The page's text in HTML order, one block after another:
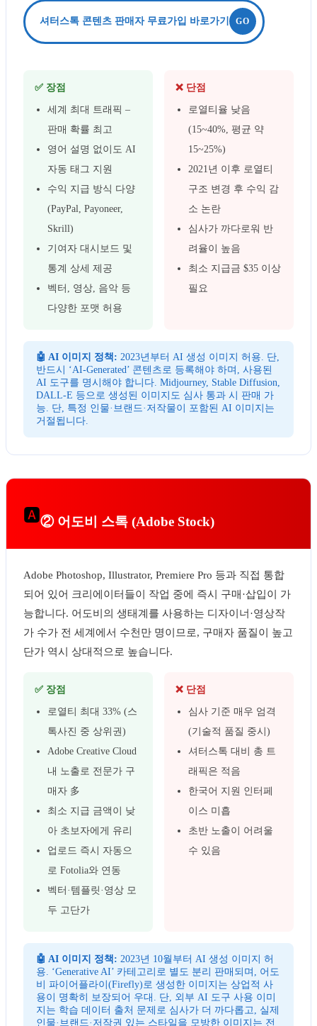
셔터스톡 콘텐츠 판매자 무료가입 바로가기
✅ 장점
세계 최대 트래픽 –
판매 확률 최고
영어 설명 없이도 AI
자동 태그 지원
수익 지급 방식 다양
(PayPal, Payoneer,
Skrill)
기여자 대시보드 및
통계 상세 제공
벡터, 영상, 음악 등
다양한 포맷 허용
❌ 단점
로열티율 낮음
(15~40%, 평균 약
15~25%)
2021년 이후 로열티
구조 변경 후 수익 감
소 논란
심사가 까다로워 반
려율이 높음
최소 지급금 $35 이상
필요
🤖 AI 이미지 정책: 2023년부터 AI 생성 이미지 허용. 단,
반드시 ‘AI-Generated’ 콘텐츠로 등록해야 하며, 사용된
AI 도구를 명시해야 합니다. Midjourney, Stable Diffusion,
DALL-E 등으로 생성된 이미지도 심사 통과 시 판매 가
능. 단, 특정 인물·브랜드·저작물이 포함된 AI 이미지는
거절됩니다.
🅰️② 어도비 스톡 (Adobe Stock)
Adobe Photoshop, Illustrator, Premiere Pro 등과 직접 통합
되어 있어 크리에이터들이 작업 중에 즉시 구매·삽입이 가
능합니다. 어도비의 생태계를 사용하는 디자이너·영상작
가 수가 전 세계에서 수천만 명이므로, 구매자 품질이 높고
단가 역시 상대적으로 높습니다.
✅ 장점
로열티 최대 33% (스
톡사진 중 상위권)
Adobe Creative Cloud
내 노출로 전문가 구
매자 多
최소 지급 금액이 낮
아 초보자에게 유리
업로드 즉시 자동으
로 Fotolia와 연동
벡터·템플릿·영상 모
두 고단가
❌ 단점
심사 기준 매우 엄격
(기술적 품질 중시)
셔터스톡 대비 총 트
래픽은 적음
한국어 지원 인터페
이스 미흡
초반 노출이 어려울
수 있음
🤖 AI 이미지 정책: 2023년 10월부터 AI 생성 이미지 허
용. ‘Generative AI’ 카테고리로 별도 분리 판매되며, 어도
비 파이어플라이(Firefly)로 생성한 이미지는 상업적 사
용이 명확히 보장되어 우대. 단, 외부 AI 도구 사용 이미
지는 학습 데이터 출처 문제로 심사가 더 까다롭고, 실제
인물·브랜드·저작권 있는 스타일을 모방한 이미지는 전